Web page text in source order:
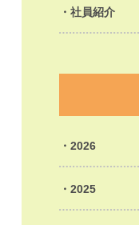
社員紹介
2026
2025